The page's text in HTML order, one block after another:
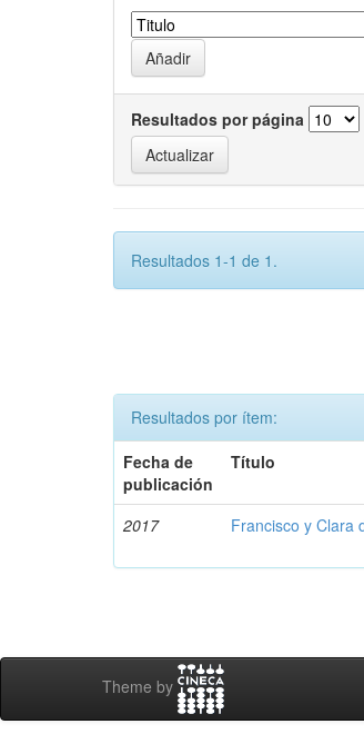
Resultados por página
Resultados 1-1 de 1.
Resultados por ítem:
Fecha de
publicación
Título
2017 Francisco y Clara
Theme by